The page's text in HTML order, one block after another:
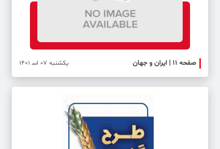
صفحه ۱۱ | ایران و جهان یکشنبه 07 اس‍ 1401